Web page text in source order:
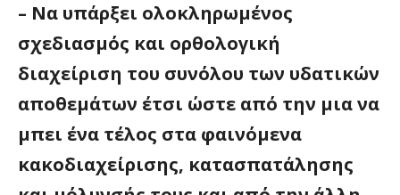
– Να υπάρξει ολοκληρωμένος
σχεδιασμός και ορθολογική
διαχείριση του συνόλου των υδατικών
αποθεμάτων έτσι ώστε από την μια να
μπει ένα τέλος στα φαινόμενα
κακοδιαχείρισης, κατασπατάλησης